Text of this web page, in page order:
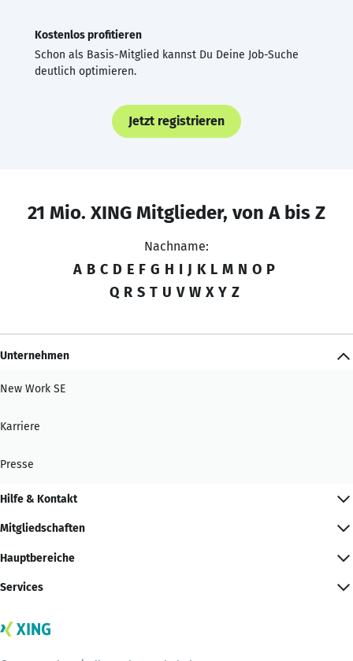
Kostenlos profitieren
Schon als Basis-Mitglied kannst Du Deine Job-Suche
deutlich optimieren.
Jetzt registrieren
21 Mio. XING Mitglieder, von A bis Z
Nachname:
A B C D E F G H I J K L M N O P
Q R S T U V W X Y Z
Unternehmen
New Work SE
Karriere
Presse
Hilfe & Kontakt
Mitgliedschaften
Hauptbereiche
Services